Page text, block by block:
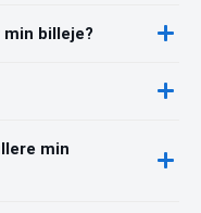
billeje?
min